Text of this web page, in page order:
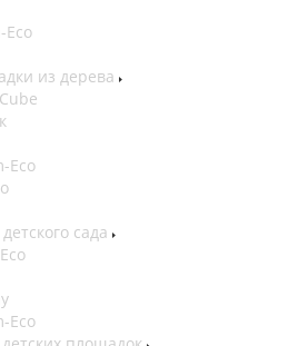
Eco
из дерева
Еco
сада
Еco